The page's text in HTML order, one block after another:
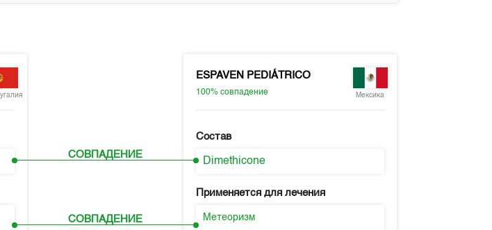
СОВПАДЕНИЕ
СОВПАДЕНИЕ
ESPAVEN PEDIÁTRICO
100% совпадение Мексика
Состав
Dimethicone
Применяется для лечения
Метеоризм